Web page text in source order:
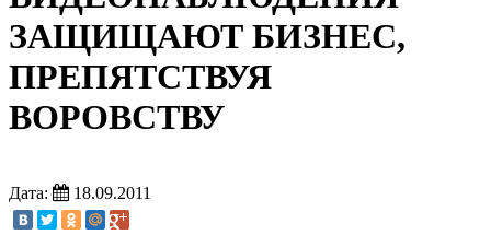
ЗАЩИЩАЮТ БИЗНЕС,
ПРЕПЯТСТВУЯ
ВОРОВСТВУ
Дата: 18.09.2011